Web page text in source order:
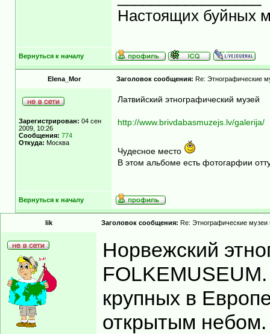
Настоящих буйных
Вернуться к началу
Elena_Mor Заголовок сообщения: Re: Этнографические
Зарегистрирован: 04 сен
2009, 10:26
Сообщения: 774
Откуда: Москва
Латвийский этнографический музей
http://www.brivdabasmuzejs.lv/galerija/
Чудесное место
В этом альбоме есть фотогарфии
Вернуться к началу
lik Заголовок сообщения: Re: Этнографические
Норвежский
крупных в
открытым небом.